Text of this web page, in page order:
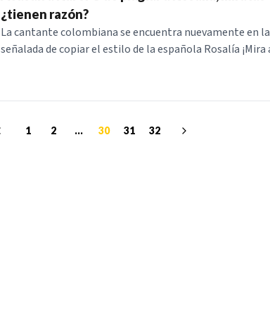
¿tienen razón?
La cantante colombiana se encuentra nuevamente en
señalada de copiar el estilo de la española Rosalía ¡Mira
1 2 ... 30 31 32